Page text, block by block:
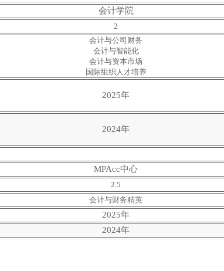
会计学院
2
会计与公司财务
会计与智能化
会计与资本市场
国际组织人才培养
2025年
2024年
MPAcc中心
2.5
会计与财务精英
2025年
2024年